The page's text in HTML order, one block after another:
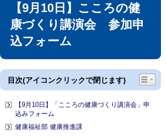
【9月10日】こころの健
康づくり講演会 参加申
込フォーム
目次(アイコンクリックで閉じます)
【9月10日】「こころの健康づくり講演会」申
込みフォーム
健康福祉部 健康推進課